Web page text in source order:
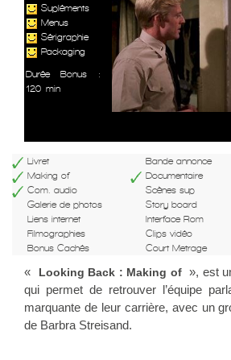
Supléments
Menus
Sérigraphie
Packaging
Durée Bonus :
120 min
Livret Bande annonce
Making of
Documentaire
Com. audio
Scènes sup
Galerie de photos
Story board
Liens internet
Interface Rom
Filmographies
Clips vidéo
Bonus Cachés
Court Metrage
« Looking Back : Making of », est
qui permet de retrouver l’équipe
marquante de leur carrière, avec un
de Barbra Streisand.